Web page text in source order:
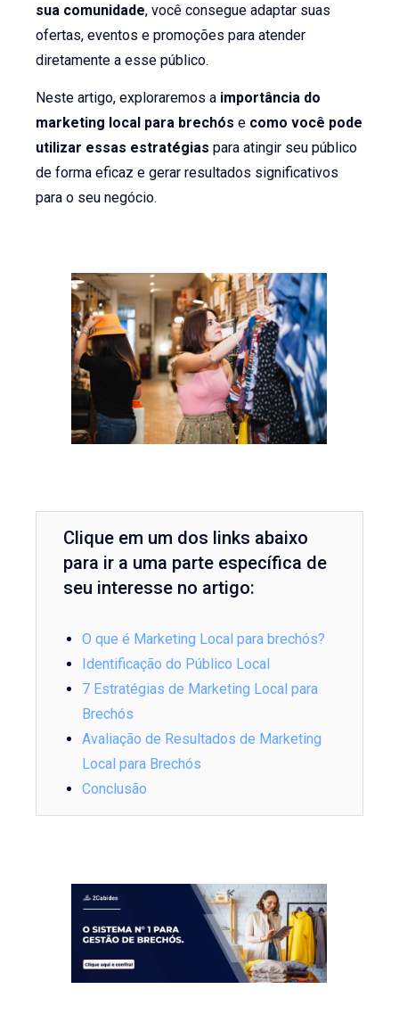
sua comunidade, você consegue adaptar suas
ofertas, eventos e promoções para atender
diretamente a esse público.
Neste artigo, exploraremos a importância do
marketing local para brechós e como você pode
utilizar essas estratégias para atingir seu público
de forma eficaz e gerar resultados significativos
para o seu negócio.
Clique em um dos links abaixo
para ir a uma parte específica de
seu interesse no artigo:
O que é Marketing Local para brechós?
Identificação do Público Local
7 Estratégias de Marketing Local para
Brechós
Avaliação de Resultados de Marketing
Local para Brechós
Conclusão